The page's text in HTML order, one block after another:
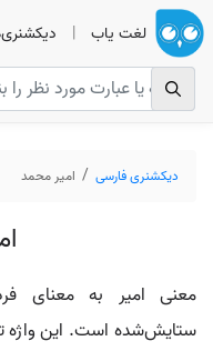
لغت یاب |
دیکشنری فارسی امیر محمد
معنی امیر به معنای
ستایش‌شده است. این واژه